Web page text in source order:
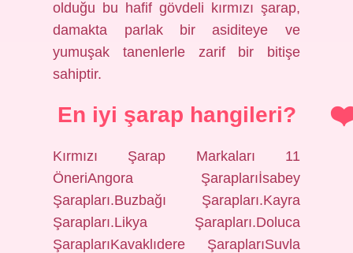
olduğu bu hafif gövdeli kırmızı şarap,
damakta parlak bir asiditeye ve
yumuşak tanenlerle zarif bir bitişe
sahiptir.
En iyi şarap hangileri?
Kırmızı Şarap Markaları 11
ÖneriAngora Şaraplarıİsabey
Şarapları.Buzbağı Şarapları.Kayra
Şarapları.Likya Şarapları.Doluca
ŞaraplarıKavaklıdere ŞaraplarıSuvla